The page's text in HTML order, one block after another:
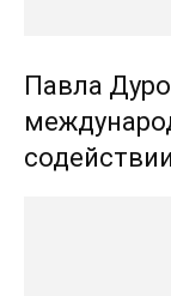
Павла